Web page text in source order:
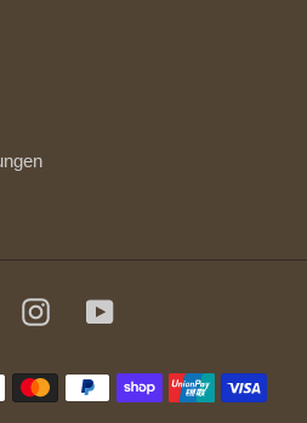
InstagramYouTube
Zahlungsmethoden